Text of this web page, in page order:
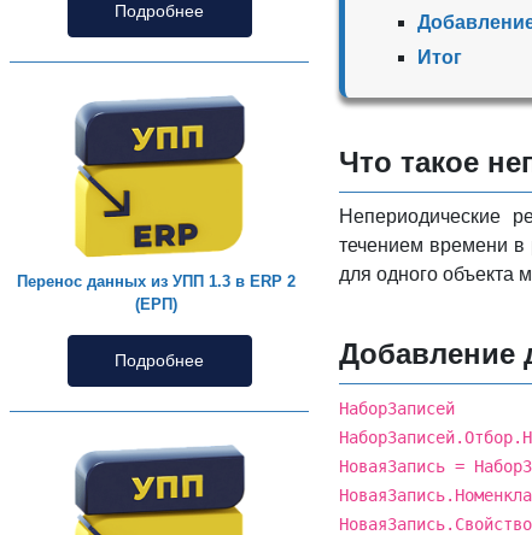
Подробнее
Перенос данных из УПП 1.3 в ERP 2
(ЕРП)
Подробнее
Итог
Что такое
Непериодические
течением времени в
для одного объекта
Добавление
НоваяЗапись =